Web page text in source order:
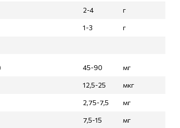
2-4 г
1-3 г
45-90 мг
12,5-25 мкг
2,75-7,5 мг
7,5-15 мг